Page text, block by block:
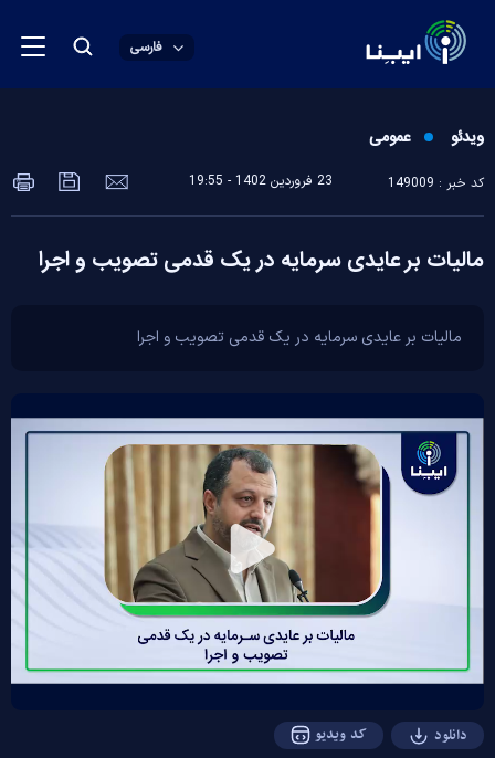
فارسی
ویدئو عمومی
کد خبر : 149009 23 فروردين 1402 - 19:55
مالیات بر عایدی سرمایه در یک قدمی تصویب و اجرا
مالیات بر عایدی سرمایه در یک قدمی تصویب و اجرا
Play
Video
دانلود کد ویدیو